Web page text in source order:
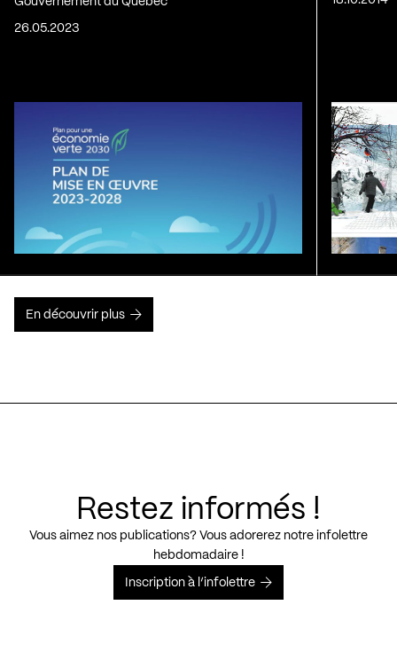
26.05.2023
En découvrir plus
Restez informés !
Vous aimez nos publications? Vous adorerez notre infolettre
hebdomadaire !
Inscription à l’infolettre